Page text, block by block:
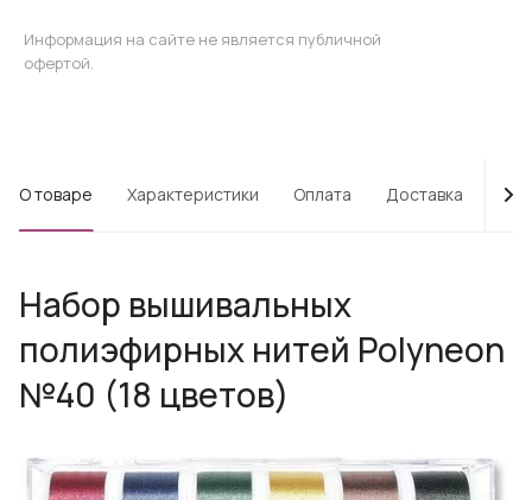
Информация на сайте не является публичной
офертой.
О товаре Характеристики Оплата Доставка
Набор вышивальных
полиэфирных нитей Polyneon
№40 (18 цветов)